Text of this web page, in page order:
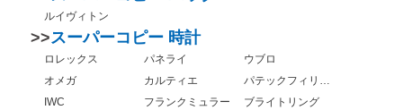
ルイヴィトン
>>スーパーコピー 時計
ロレックス パネライ
ウブロ
オメガ
カルティエ
パテックフィリップ
IWC
フランクミュラー
ブライトリング